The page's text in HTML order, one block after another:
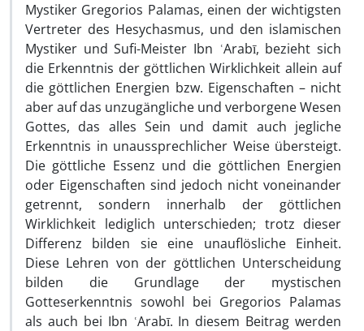
Mystiker Gregorios Palamas, einen der wichtigsten
Vertreter des Hesychasmus, und den islamischen
Mystiker und Sufi-Meister Ibn ʿArabī, bezieht sich
die Erkenntnis der göttlichen Wirklichkeit allein auf
die göttlichen Energien bzw. Eigenschaften – nicht
aber auf das unzugängliche und verborgene Wesen
Gottes, das alles Sein und damit auch jegliche
Erkenntnis in unaussprechlicher Weise übersteigt.
Die göttliche Essenz und die göttlichen Energien
oder Eigenschaften sind jedoch nicht voneinander
getrennt, sondern innerhalb der göttlichen
Wirklichkeit lediglich unterschieden; trotz dieser
Differenz bilden sie eine unauflösliche Einheit.
Diese Lehren von der göttlichen Unterscheidung
bilden die Grundlage der mystischen
Gotteserkenntnis sowohl bei Gregorios Palamas
als auch bei Ibn ʿArabī. In diesem Beitrag werden